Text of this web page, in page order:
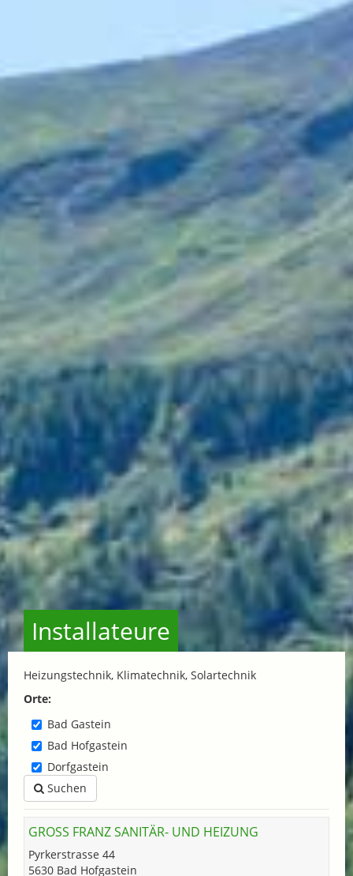
Installateure
Heizungstechnik, Klimatechnik, Solartechnik
Orte:
Bad Gastein
Bad Hofgastein
Dorfgastein
Suchen
GROSS FRANZ SANITÄR- UND HEIZUNG
Pyrkerstrasse 44
5630 Bad Hofgastein